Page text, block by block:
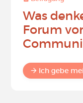
Was
Forum
Ich gebe